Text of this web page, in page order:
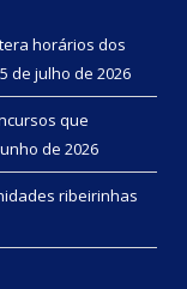
horários dos
de julho de 2026
que
de 2026
ribeirinhas